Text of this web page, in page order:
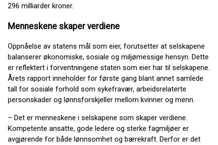
296 milliarder kroner.
Menneskene skaper verdiene
Oppnåelse av statens mål som eier, forutsetter at selskapene
balanserer økonomiske, sosiale og miljømessige hensyn. Dette
er reflektert i forventningene staten som eier har til selskapene.
Årets rapport inneholder for første gang blant annet samlede
tall for sosiale forhold som sykefravær, arbeidsrelaterte
personskader og lønnsforskjeller mellom kvinner og menn.
– Det er menneskene i selskapene som skaper verdiene.
Kompetente ansatte, gode ledere og sterke fagmiljøer er
avgjørende for både lønnsomhet og bærekraft. Derfor er det